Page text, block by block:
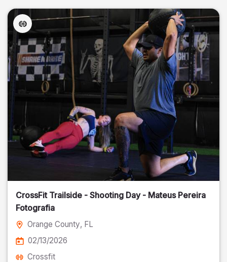
CrossFit Trailside - Shooting Day - Mateus Pereira
Fotografia
Orange County, FL
02/13/2026
Crossfit